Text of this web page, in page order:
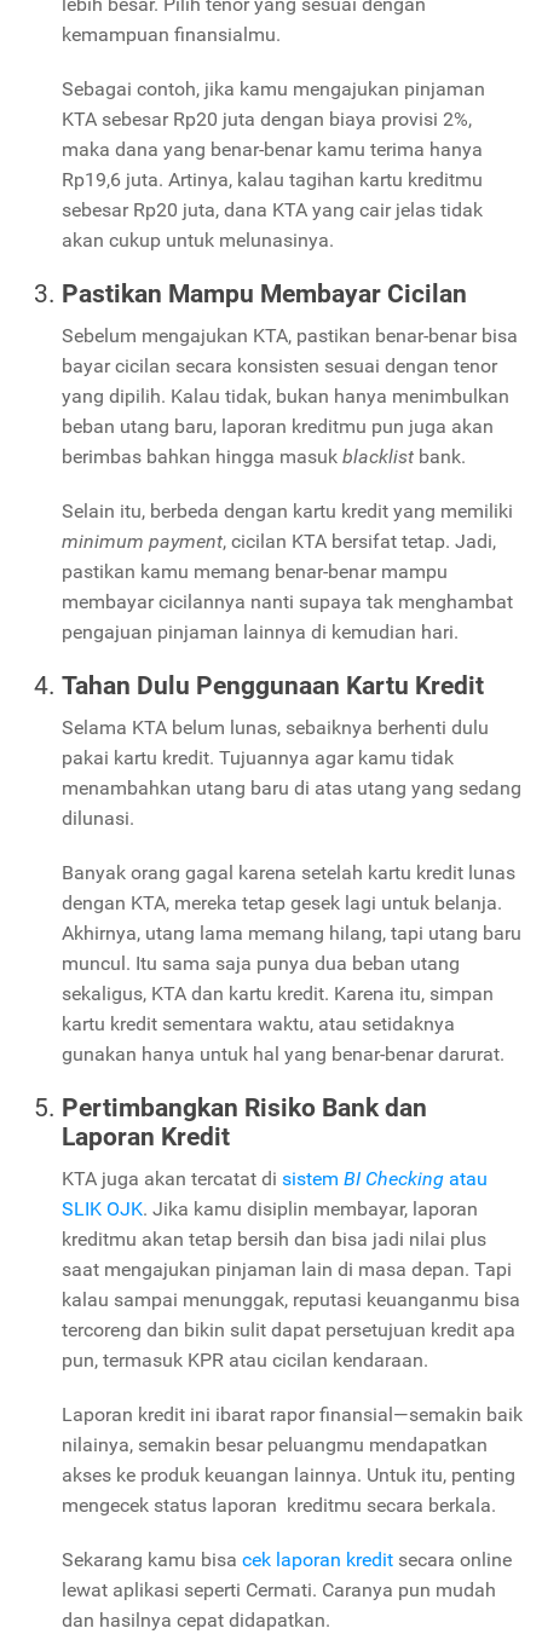
kemampuan finansialmu.
Sebagai contoh, jika kamu mengajukan pinjaman
KTA sebesar Rp20 juta dengan biaya provisi 2%,
maka dana yang benar-benar kamu terima hanya
Rp19,6 juta. Artinya, kalau tagihan kartu kreditmu
sebesar Rp20 juta, dana KTA yang cair jelas tidak
akan cukup untuk melunasinya.
Pastikan Mampu Membayar Cicilan
Sebelum mengajukan KTA, pastikan benar-benar bisa
bayar cicilan secara konsisten sesuai dengan tenor
yang dipilih. Kalau tidak, bukan hanya menimbulkan
beban utang baru, laporan kreditmu pun juga akan
berimbas bahkan hingga masuk blacklist bank.
Selain itu, berbeda dengan kartu kredit yang memiliki
minimum payment, cicilan KTA bersifat tetap. Jadi,
pastikan kamu memang benar-benar mampu
membayar cicilannya nanti supaya tak menghambat
pengajuan pinjaman lainnya di kemudian hari.
Tahan Dulu Penggunaan Kartu Kredit
Selama KTA belum lunas, sebaiknya berhenti dulu
pakai kartu kredit. Tujuannya agar kamu tidak
menambahkan utang baru di atas utang yang sedang
dilunasi.
Banyak orang gagal karena setelah kartu kredit lunas
dengan KTA, mereka tetap gesek lagi untuk belanja.
Akhirnya, utang lama memang hilang, tapi utang baru
muncul. Itu sama saja punya dua beban utang
sekaligus, KTA dan kartu kredit. Karena itu, simpan
kartu kredit sementara waktu, atau setidaknya
gunakan hanya untuk hal yang benar-benar darurat.
Pertimbangkan Risiko Bank dan
Laporan Kredit
KTA juga akan tercatat di sistem BI Checking atau
SLIK OJK. Jika kamu disiplin membayar, laporan
kreditmu akan tetap bersih dan bisa jadi nilai plus
saat mengajukan pinjaman lain di masa depan. Tapi
kalau sampai menunggak, reputasi keuanganmu bisa
tercoreng dan bikin sulit dapat persetujuan kredit apa
pun, termasuk KPR atau cicilan kendaraan.
Laporan kredit ini ibarat rapor finansial—semakin baik
nilainya, semakin besar peluangmu mendapatkan
akses ke produk keuangan lainnya. Untuk itu, penting
mengecek status laporan kreditmu secara berkala.
Sekarang kamu bisa cek laporan kredit secara online
lewat aplikasi seperti Cermati. Caranya pun mudah
dan hasilnya cepat didapatkan.